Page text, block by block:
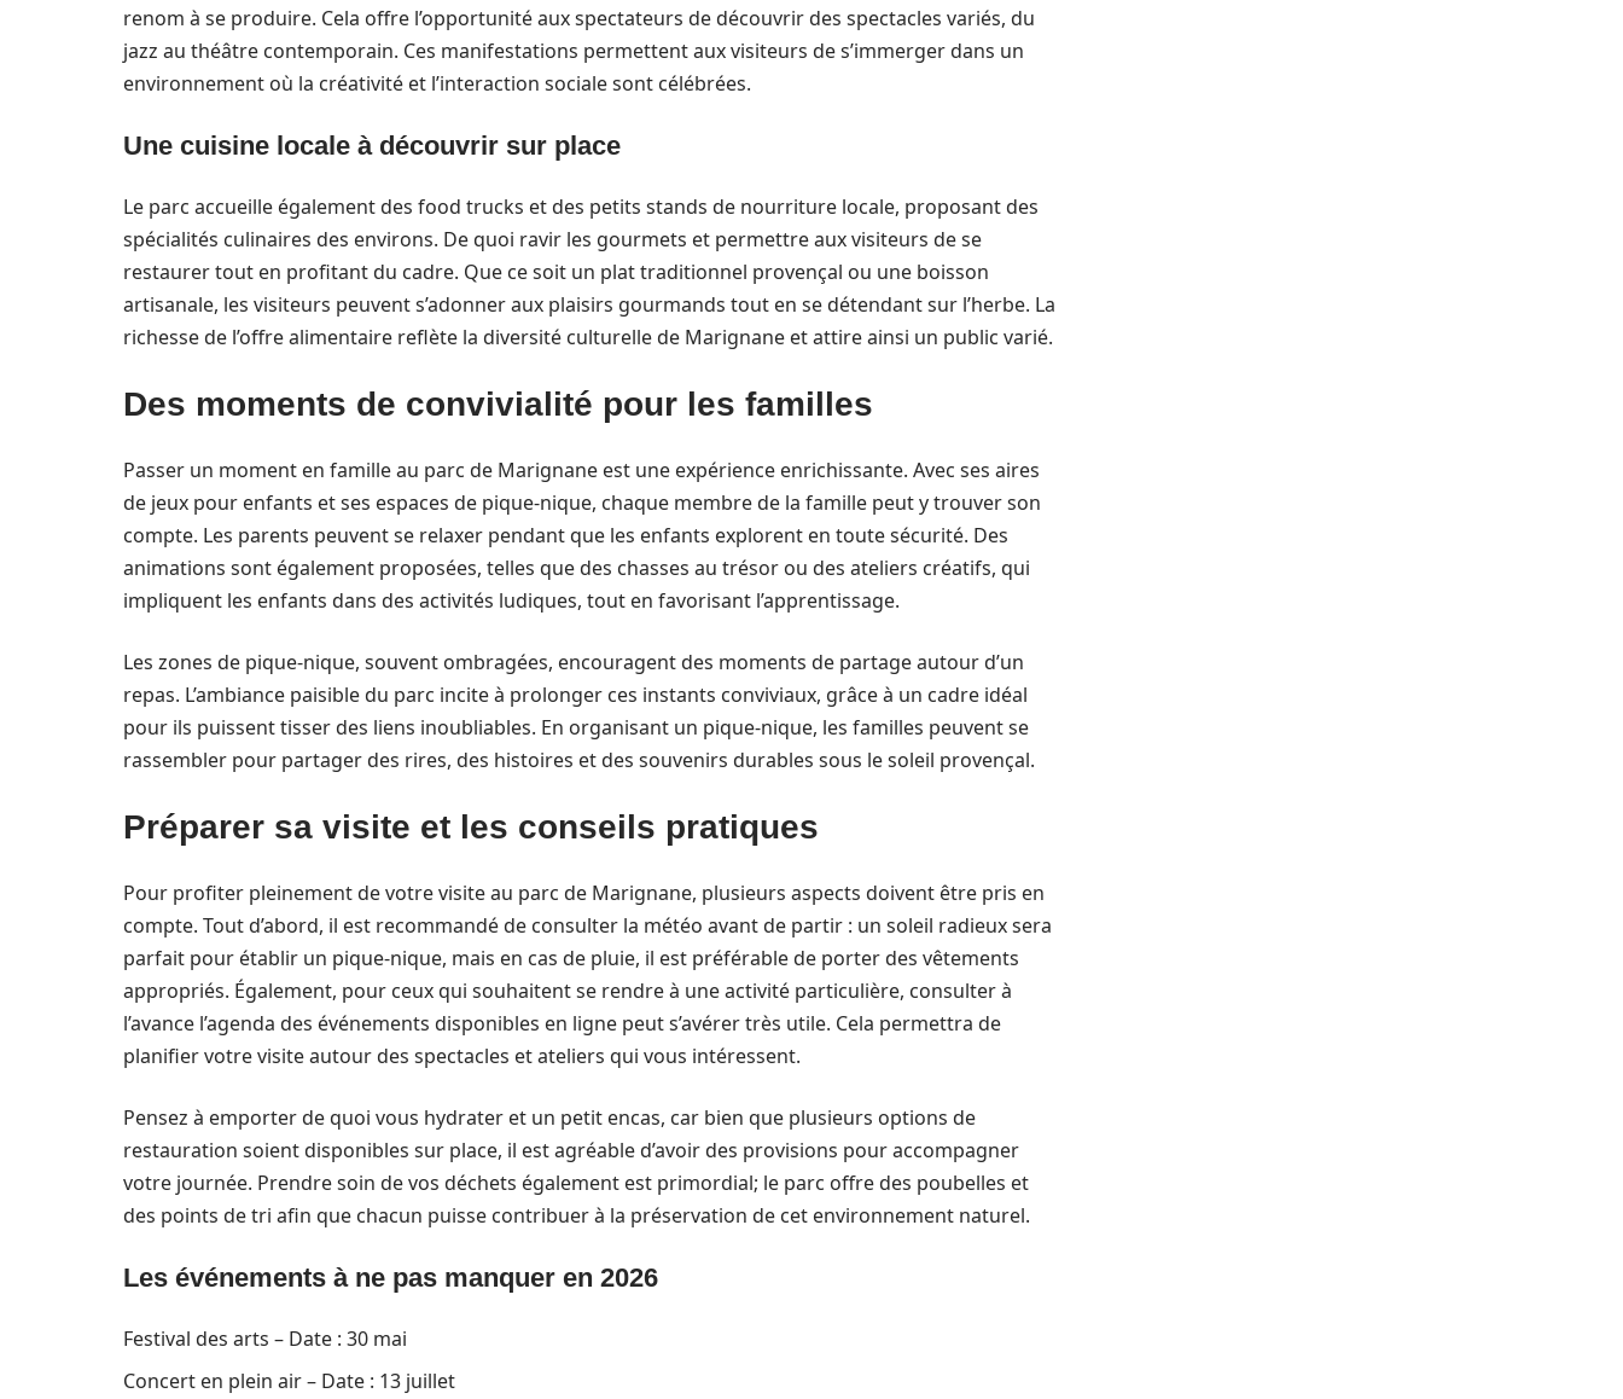
renom à se produire. Cela offre l’opportunité aux spectateurs de découvrir des spectacles variés, du
jazz au théâtre contemporain. Ces manifestations permettent aux visiteurs de s’immerger dans un
environnement où la créativité et l’interaction sociale sont célébrées.
Une cuisine locale à découvrir sur place
Le parc accueille également des food trucks et des petits stands de nourriture locale, proposant des
spécialités culinaires des environs. De quoi ravir les gourmets et permettre aux visiteurs de se
restaurer tout en profitant du cadre. Que ce soit un plat traditionnel provençal ou une boisson
artisanale, les visiteurs peuvent s’adonner aux plaisirs gourmands tout en se détendant sur l’herbe. La
richesse de l’offre alimentaire reflète la diversité culturelle de Marignane et attire ainsi un public varié.
Des moments de convivialité pour les familles
Passer un moment en famille au parc de Marignane est une expérience enrichissante. Avec ses aires
de jeux pour enfants et ses espaces de pique-nique, chaque membre de la famille peut y trouver son
compte. Les parents peuvent se relaxer pendant que les enfants explorent en toute sécurité. Des
animations sont également proposées, telles que des chasses au trésor ou des ateliers créatifs, qui
impliquent les enfants dans des activités ludiques, tout en favorisant l’apprentissage.
Les zones de pique-nique, souvent ombragées, encouragent des moments de partage autour d’un
repas. L’ambiance paisible du parc incite à prolonger ces instants conviviaux, grâce à un cadre idéal
pour ils puissent tisser des liens inoubliables. En organisant un pique-nique, les familles peuvent se
rassembler pour partager des rires, des histoires et des souvenirs durables sous le soleil provençal.
Préparer sa visite et les conseils pratiques
Pour profiter pleinement de votre visite au parc de Marignane, plusieurs aspects doivent être pris en
compte. Tout d’abord, il est recommandé de consulter la météo avant de partir : un soleil radieux sera
parfait pour établir un pique-nique, mais en cas de pluie, il est préférable de porter des vêtements
appropriés. Également, pour ceux qui souhaitent se rendre à une activité particulière, consulter à
l’avance l’agenda des événements disponibles en ligne peut s’avérer très utile. Cela permettra de
planifier votre visite autour des spectacles et ateliers qui vous intéressent.
Pensez à emporter de quoi vous hydrater et un petit encas, car bien que plusieurs options de
restauration soient disponibles sur place, il est agréable d’avoir des provisions pour accompagner
votre journée. Prendre soin de vos déchets également est primordial; le parc offre des poubelles et
des points de tri afin que chacun puisse contribuer à la préservation de cet environnement naturel.
Les événements à ne pas manquer en 2026
Festival des arts – Date : 30 mai
Concert en plein air – Date : 13 juillet